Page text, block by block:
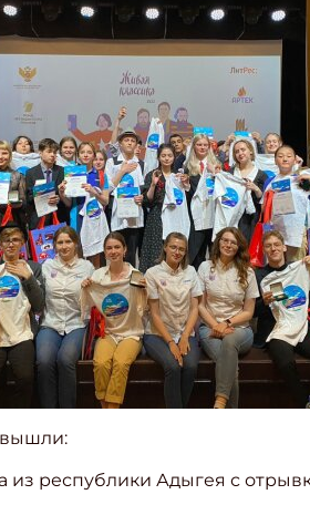
вышли:
из республики Адыгея с